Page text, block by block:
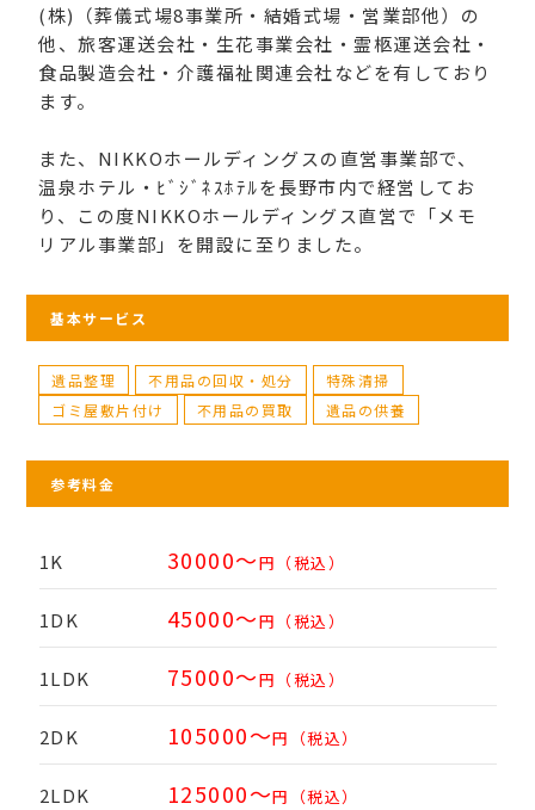
(株)（葬儀式場8事業所・結婚式場・営業部他）の
他、旅客運送会社・生花事業会社・霊柩運送会社・
食品製造会社・介護福祉関連会社などを有しており
ます。
また、NIKKOホールディングスの直営事業部で、
温泉ホテル・ﾋﾞｼﾞﾈｽﾎﾃﾙを長野市内で経営してお
り、この度NIKKOホールディングス直営で「メモ
リアル事業部」を開設に至りました。
基本サービス
遺品整理 不用品の回収・処分
特殊清掃
ゴミ屋敷片付け
不用品の買取 遺品の供養
参考料金
1K 30000～円（税込）
1DK 45000～円（税込）
1LDK 75000～円（税込）
2DK 105000～円（税込）
2LDK 125000～円（税込）